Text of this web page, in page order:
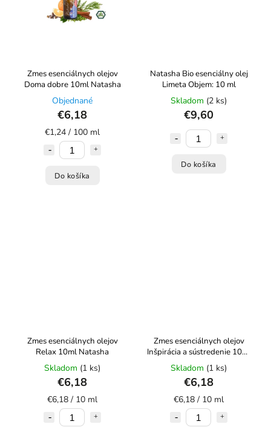
Zmes esenciálnych olejov
Doma dobre 10ml Natasha
Objednané
€6,18
€1,24 / 100 ml
Do košíka
Natasha Bio esenciálny olej
Limeta Objem: 10 ml
Skladom (2 ks)
€9,60
Do košíka
Zmes esenciálnych olejov
Relax 10ml Natasha
Skladom (1 ks)
€6,18
€6,18 / 10 ml
Zmes esenciálnych olejov
Inšpirácia a sústredenie 10ml
Natasha
Skladom (1 ks)
€6,18
€6,18 / 10 ml